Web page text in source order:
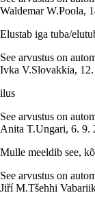
Waldemar W.Poola,
Elustab iga tuba/
See arvustus on
Ivka V.Slovakkia,
ilus
See arvustus on
Anita T.Ungari, 6. 9.
Mulle meeldib see,
See arvustus on
Jiří M.Tšehhi